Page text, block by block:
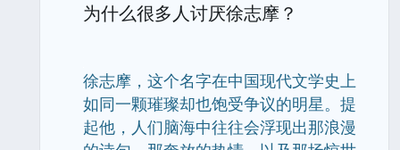
为什么很多人讨厌徐志摩？
徐志摩，这个名字在中国现代文学史上
如同一颗璀璨却也饱受争议的明星。提
起他，人们脑海中往往会浮现出那浪漫